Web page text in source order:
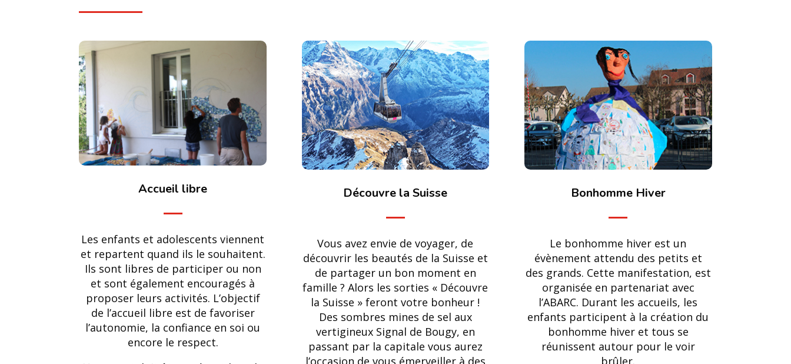
Accueil libre
Les enfants et adolescents viennent
et repartent quand ils le souhaitent.
Ils sont libres de participer ou non
et sont également encouragés à
proposer leurs activités. L’objectif
de l’accueil libre est de favoriser
l’autonomie, la confiance en soi ou
encore le respect.
Découvre la Suisse
Vous avez envie de voyager, de
découvrir les beautés de la Suisse et
de partager un bon moment en
famille ? Alors les sorties « Découvre
la Suisse » feront votre bonheur !
Des sombres mines de sel aux
vertigineux Signal de Bougy, en
passant par la capitale vous aurez
l’occasion de vous émerveiller à des
Bonhomme Hiver
Le bonhomme hiver est un
évènement attendu des petits et
des grands. Cette manifestation, est
organisée en partenariat avec
l’ABARC. Durant les accueils, les
enfants participent à la création du
bonhomme hiver et tous se
réunissent autour pour le voir
brûler.